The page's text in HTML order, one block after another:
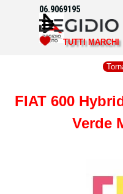
Vai ai contenuti
Salta menù
06.9069195
TUTTI MARCHI
FIAT 600
Verde